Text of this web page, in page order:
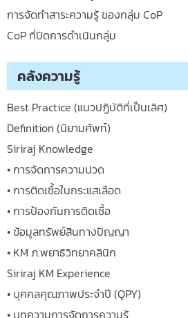
การจัดทำสาระความรู้ ของกลุ่ม CoP
CoP ที่ปิดการดำเนินกลุ่ม
คลังความรู้
Best Practice (แนวปฏิบัติที่เป็นเลิศ)
Definition (นิยามศัพท์)
Siriraj Knowledge
• การจัดการความปวด
• การติดเชื้อในกระแสเลือด
• การป้องกันการติดเชื้อ
• ข้อมูลทรัพย์สินทางปัญญา
• KM ภ.พยาธิวิทยาคลินิก
Siriraj KM Experience
• บุคคลคุณภาพประจำปี (QPY)
• บทความการจัดการความรู้